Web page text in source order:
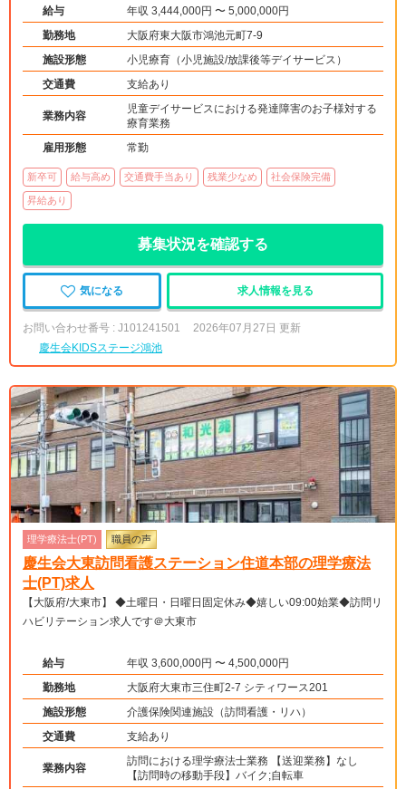
給与
年収 3,444,000円 〜 5,000,000円
勤務地
大阪府東大阪市鴻池元町7-9
施設形態
小児療育（小児施設/放課後等デイサービス）
交通費
支給あり
業務内容
児童デイサービスにおける発達障害のお子様対する
療育業務
雇用形態
常勤
新卒可 給与高め 交通費手当あり 残業少なめ 社会保険完備
昇給あり
募集状況を確認する
気になる 求人情報を見る
お問い合わせ番号 : J101241501
2026年07月27日 更新
慶生会KIDSステージ鴻池
理学療法士(PT) 職員の声
慶生会大東訪問看護ステーション住道本部の理学療法
士(PT)求人
【大阪府/大東市】 ◆土曜日・日曜日固定休み◆嬉しい09:00始業◆訪問リ
ハビリテーション求人です＠大東市
給与
年収 3,600,000円 〜 4,500,000円
勤務地
大阪府大東市三住町2-7 シティワース201
施設形態
介護保険関連施設（訪問看護・リハ）
交通費
支給あり
業務内容
訪問における理学療法士業務 【送迎業務】なし
【訪問時の移動手段】バイク;自転車